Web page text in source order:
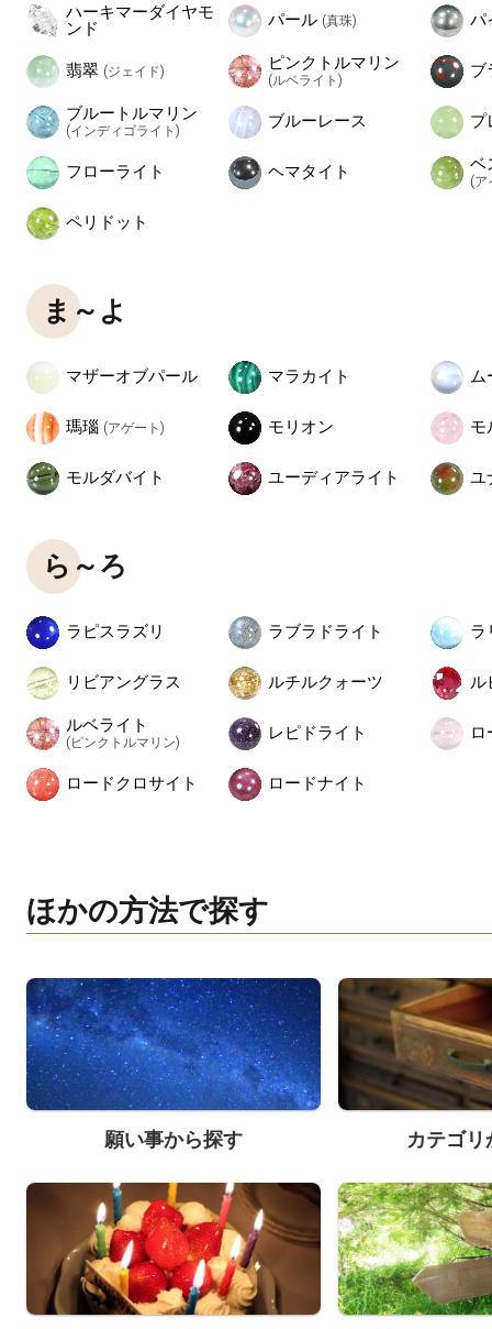
ハーキマーダイヤモ
ンド
パール (真珠) パ
翡翠 (ジェイド) ピンクトルマリン
(ルベライト) ブ
ブルートルマリン
(インディゴライト) ブルーレース プ
フローライト ヘマタイト ベ
(ア
ペリドット
ま～よ
マザーオブパール マラカイト ム
瑪瑙 (アゲート) モリオン モ
モルダバイト ユーディアライト ユ
ら～ろ
ラピスラズリ ラブラドライト ラ
リビアングラス ルチルクォーツ ル
ルベライト
(ピンクトルマリン) レピドライト ロ
ロードクロサイト ロードナイト
ほかの方法で探す
願い事から探す カテゴリ